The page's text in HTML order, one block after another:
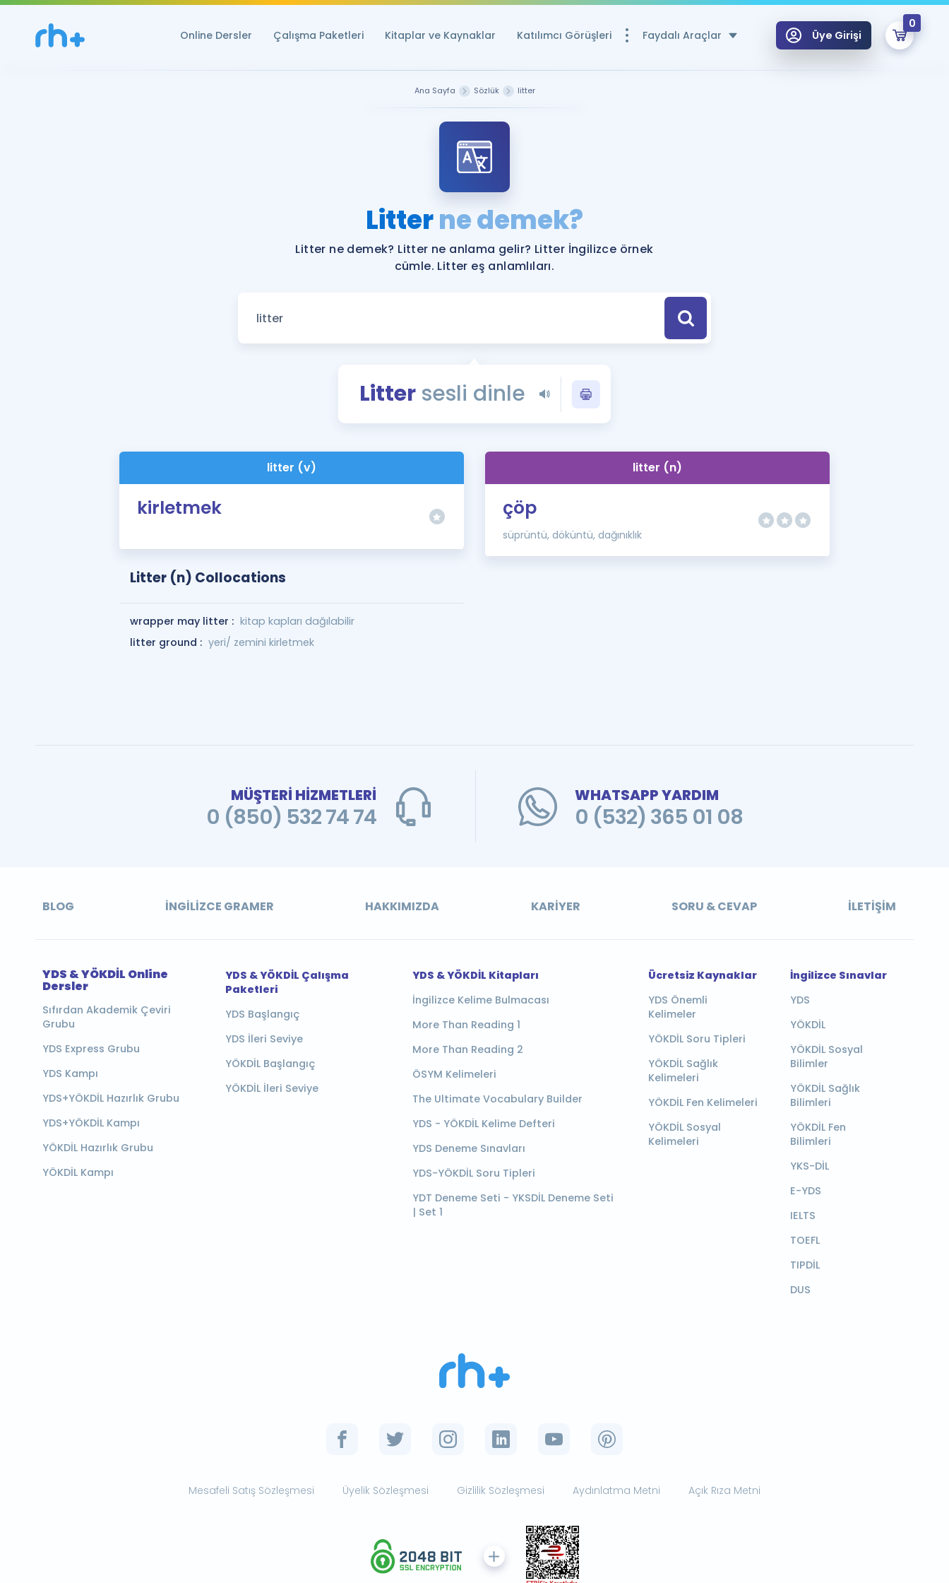
Online Dersler Çalışma Paketleri Kitaplar ve Kaynaklar Katılımcı Görüşleri Faydalı Araçlar
YDS ve YÖKDİL Puan Hesaplama Aracı
Rehberlik Aracı
YDS ve YÖKDİL'e Hazırlananlar için Öneriler
Tüm ÖSYM Sınavları Tek Takvimde
YDS - YÖKDİL Tüm Sınavlarla İlgili Haberler
İngilizce Gramer
Üye Girişi
0
Ana Sayfa Sözlük litter
Litterne demek?
Litter ne demek? Litter ne anlama gelir? Litter İngilizce örnek
cümle. Litter eş anlamlıları.
Littersesli dinle
litter (v)
kirletmek
Litter (n) Collocations
wrapper may litter : kitap kapları dağılabilir
litter ground : yeri/ zemini kirletmek
litter (n)
çöp
süprüntü, döküntü, dağınıklık
MÜŞTERİ HİZMETLERİ
0 (850) 532 74 74
WHATSAPP YARDIM
0 (532) 365 01 08
BLOG İNGILIZCE GRAMER HAKKIMIZDA KARIYER SORU & CEVAP İLETIŞIM
YDS & YÖKDİL Online
Dersler
Sıfırdan Akademik Çeviri
Grubu
YDS Express Grubu
YDS Kampı
YDS+YÖKDİL Hazırlık Grubu
YDS+YÖKDİL Kampı
YÖKDİL Hazırlık Grubu
YÖKDİL Kampı
YDS & YÖKDİL Çalışma
Paketleri
YDS Başlangıç
YDS İleri Seviye
YÖKDİL Başlangıç
YÖKDİL İleri Seviye
YDS & YÖKDİL Kitapları
İngilizce Kelime Bulmacası
More Than Reading 1
More Than Reading 2
ÖSYM Kelimeleri
The Ultimate Vocabulary Builder
YDS - YÖKDİL Kelime Defteri
YDS Deneme Sınavları
YDS-YÖKDİL Soru Tipleri
YDT Deneme Seti - YKSDİL Deneme Seti
| Set 1
Ücretsiz Kaynaklar
YDS Önemli
Kelimeler
YÖKDİL Soru Tipleri
YÖKDİL Sağlık
Kelimeleri
YÖKDİL Fen Kelimeleri
YÖKDİL Sosyal
Kelimeleri
İngilizce Sınavlar
YDS
YÖKDİL
YÖKDİL Sosyal
Bilimler
YÖKDİL Sağlık
Bilimleri
YÖKDİL Fen
Bilimleri
YKS-DİL
E-YDS
IELTS
TOEFL
TIPDİL
DUS
Mesafeli Satış Sözleşmesi Üyelik Sözleşmesi Gizlilik Sözleşmesi Aydınlatma Metni Açık Rıza Metni